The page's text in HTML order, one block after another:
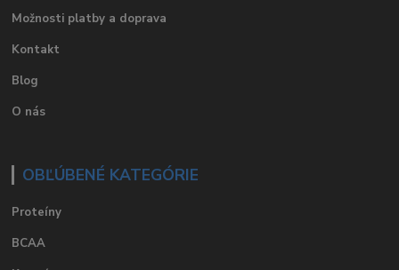
Možnosti platby a doprava
Kontakt
Blog
O nás
OBĽÚBENÉ KATEGÓRIE
Proteíny
BCAA